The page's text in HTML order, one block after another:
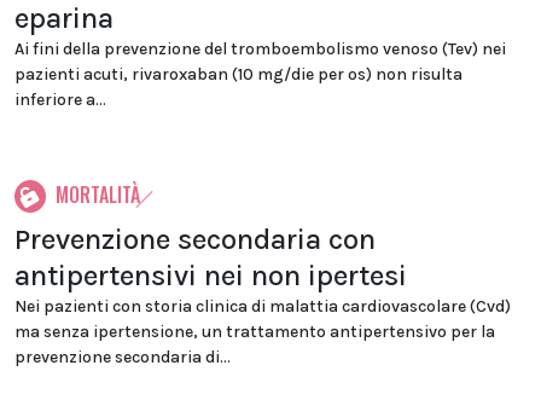
eparina
Ai fini della prevenzione del tromboembolismo venoso (Tev) nei
pazienti acuti, rivaroxaban (10 mg/die per os) non risulta
inferiore a...
MORTALITÀ
Prevenzione secondaria con
antipertensivi nei non ipertesi
Nei pazienti con storia clinica di malattia cardiovascolare (Cvd)
ma senza ipertensione, un trattamento antipertensivo per la
prevenzione secondaria di...